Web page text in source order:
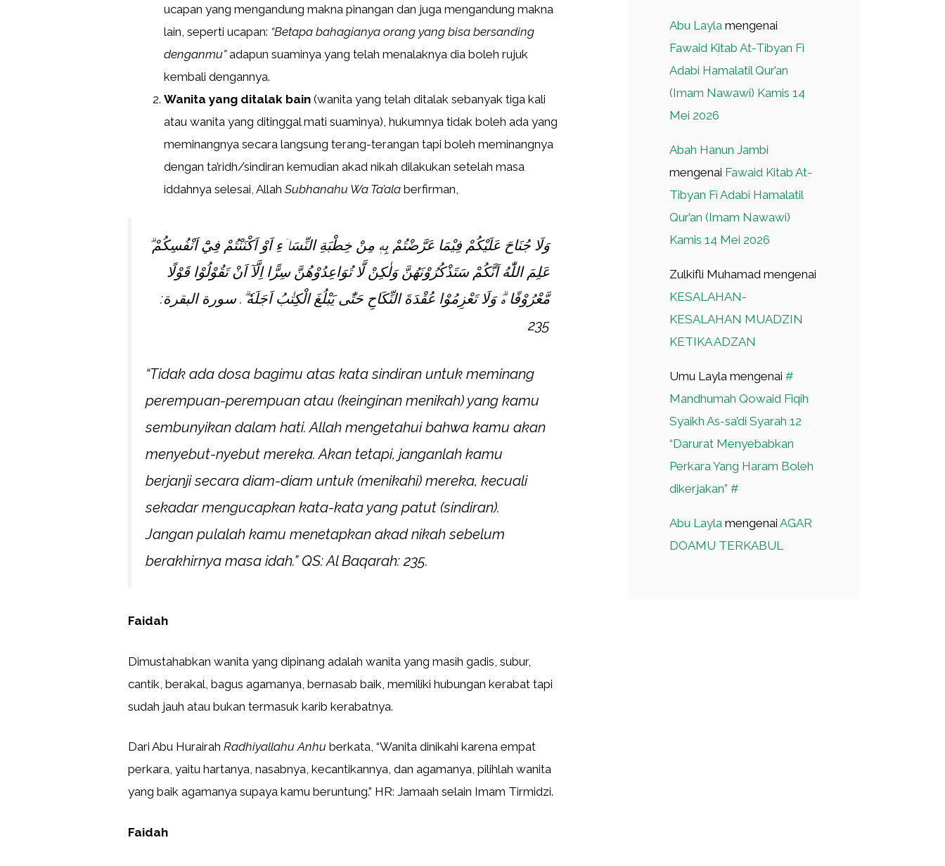
ucapan yang mengandung makna pinangan dan juga mengandung makna
lain, seperti ucapan: “Betapa bahagianya orang yang bisa bersanding
denganmu”adapun suaminya yang telah menalaknya dia boleh rujuk
kembali dengannya.
Wanita yang ditalak bain (wanita yang telah ditalak sebanyak tiga kali
atau wanita yang ditinggal mati suaminya), hukumnya tidak boleh ada yang
meminangnya secara langsung terang-terangan tapi boleh meminangnya
dengan ta’ridh/sindiran kemudian akad nikah dilakukan setelah masa
iddahnya selesai, Allah Subhanahu Wa Ta’ala berfirman,
وَلَا جُنَاحَ عَلَيْكُمْ فِيْمَا عَرَّضْتُمْ بِهٖ مِنْ خِطْبَةِ النِّسَاۤءِ اَوْ اَكْنَنْتُمْ فِيْٓ اَنْفُسِكُمْ ۗ
عَلِمَ اللّٰهُ اَنَّكُمْ سَتَذْكُرُوْنَهُنَّ وَلٰكِنْ لَّا تُوَاعِدُوْهُنَّ سِرًّا اِلَّآ اَنْ تَقُوْلُوْا قَوْلًا
مَّعْرُوْفًا ەۗ وَلَا تَعْزِمُوْا عُقْدَةَ النِّكَاحِ حَتّٰى يَبْلُغَ الْكِتٰبُ اَجَلَهٗ ۗ. سورة البقرة:
235
“Tidak ada dosa bagimu atas kata sindiran untuk meminang
perempuan-perempuan atau (keinginan menikah) yang kamu
sembunyikan dalam hati. Allah mengetahui bahwa kamu akan
menyebut-nyebut mereka. Akan tetapi, janganlah kamu
berjanji secara diam-diam untuk (menikahi) mereka, kecuali
sekadar mengucapkan kata-kata yang patut (sindiran).
Jangan pulalah kamu menetapkan akad nikah sebelum
berakhirnya masa idah.” QS: Al Baqarah: 235.
Faidah
Dimustahabkan wanita yang dipinang adalah wanita yang masih gadis, subur,
cantik, berakal, bagus agamanya, bernasab baik, memiliki hubungan kerabat tapi
sudah jauh atau bukan termasuk karib kerabatnya.
Dari Abu Hurairah Radhiyallahu Anhu berkata, “Wanita dinikahi karena empat
perkara, yaitu hartanya, nasabnya, kecantikannya, dan agamanya, pilihlah wanita
yang baik agamanya supaya kamu beruntung.” HR: Jamaah selain Imam Tirmidzi.
Faidah
Abu Layla mengenai
Fawaid Kitab At-Tibyan Fi
Adabi Hamalatil Qur’an
(Imam Nawawi) Kamis 14
Mei 2026
Abah Hanun Jambi
mengenai Fawaid Kitab At-
Tibyan Fi Adabi Hamalatil
Qur’an (Imam Nawawi)
Kamis 14 Mei 2026
Zulkifli Muhamad mengenai
KESALAHAN-
KESALAHAN MUADZIN
KETIKA ADZAN
Umu Layla mengenai #
Mandhumah Qowaid Fiqih
Syaikh As-sa’di Syarah 12
“Darurat Menyebabkan
Perkara Yang Haram Boleh
dikerjakan” #
Abu Layla mengenai AGAR
DOAMU TERKABUL